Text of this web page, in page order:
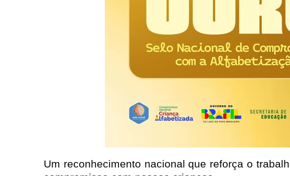
Um reconhecimento nacional que reforça o